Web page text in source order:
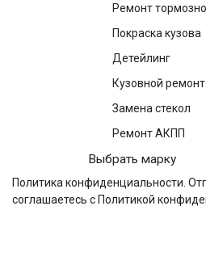
Ремонт
Покраска кузова
Детейлинг
Кузовной ремонт
Замена стекол
Ремонт АКПП
Выбрать марку
Политика конфиденциальности .
соглашаетесь с Политикой